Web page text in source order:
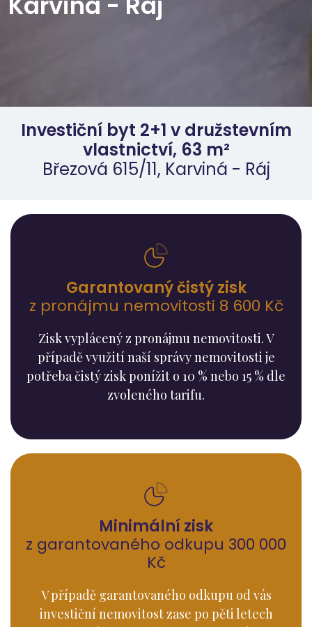
Investiční byt 2+1 v družstevním
vlastnictví, 63 m²
Březová 615/11, Karviná - Ráj
Garantovaný čistý zisk
z pronájmu nemovitosti 8 600 Kč
Zisk vyplácený z pronájmu nemovitosti. V
případě využití naší správy nemovitosti je
potřeba čistý zisk ponížit o 10 % nebo 15 % dle
zvoleného tarifu.
Minimální zisk
z garantovaného odkupu 300 000
Kč
V případě garantovaného odkupu od vás
investiční nemovitost zase po pěti letech